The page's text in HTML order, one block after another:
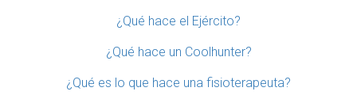
¿Qué hace el Ejército?
¿Qué hace un Coolhunter?
¿Qué es lo que hace una fisioterapeuta?